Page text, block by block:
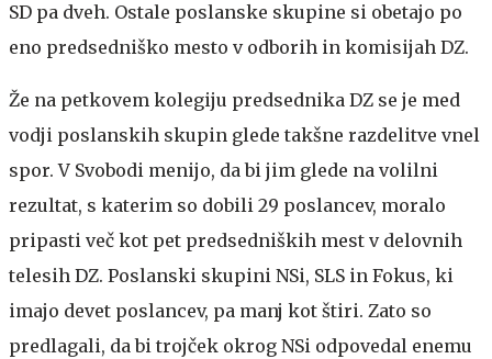
SD pa dveh. Ostale poslanske skupine si obetajo po
eno predsedniško mesto v odborih in komisijah DZ.
Že na petkovem kolegiju predsednika DZ se je med
vodji poslanskih skupin glede takšne razdelitve vnel
spor. V Svobodi menijo, da bi jim glede na volilni
rezultat, s katerim so dobili 29 poslancev, moralo
pripasti več kot pet predsedniških mest v delovnih
telesih DZ. Poslanski skupini NSi, SLS in Fokus, ki
imajo devet poslancev, pa manj kot štiri. Zato so
predlagali, da bi trojček okrog NSi odpovedal enemu